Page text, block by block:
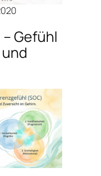
Gefühl